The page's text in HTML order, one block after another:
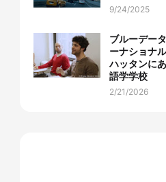
9/24/2025
ブルーデー
ーナショナ
ハッタンに
語学学校
2/21/2026